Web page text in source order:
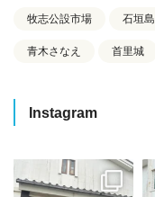
牧志公設市場 石垣島
青木さなえ 首里城
Instagram